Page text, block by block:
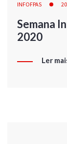
INFOFPAS
Semana
2020
Ler